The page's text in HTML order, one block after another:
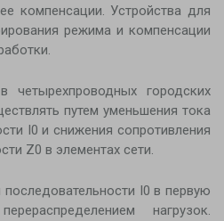
компенсации. Устройства для
режима и компенсации
четырехпроводных городских
путем уменьшения тока
I0 и снижения сопротивления
Z0 в элементах сети.
I0 в первую
нагрузок.